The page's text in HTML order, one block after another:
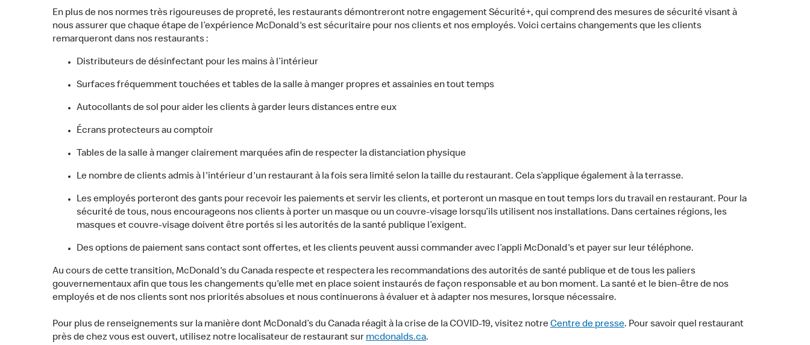
En plus de nos normes très rigoureuses de propreté, les restaurants démontreront notre engagement Sécurité+, qui comprend des mesures de sécurité visant à
nous assurer que chaque étape de l’expérience McDonald's est sécuritaire pour nos clients et nos employés. Voici certains changements que les clients
remarqueront dans nos restaurants :
Distributeurs de désinfectant pour les mains à l’intérieur
Surfaces fréquemment touchées et tables de la salle à manger propres et assainies en tout temps
Autocollants de sol pour aider les clients à garder leurs distances entre eux
Écrans protecteurs au comptoir
Tables de la salle à manger clairement marquées afin de respecter la distanciation physique
Le nombre de clients admis à l'intérieur d'un restaurant à la fois sera limité selon la taille du restaurant. Cela s’applique également à la terrasse.
Les employés porteront des gants pour recevoir les paiements et servir les clients, et porteront un masque en tout temps lors du travail en restaurant. Pour la
sécurité de tous, nous encourageons nos clients à porter un masque ou un couvre-visage lorsqu’ils utilisent nos installations. Dans certaines régions, les
masques et couvre-visage doivent être portés si les autorités de la santé publique l’exigent.
Des options de paiement sans contact sont offertes, et les clients peuvent aussi commander avec l’appli McDonald's et payer sur leur téléphone.
Au cours de cette transition, McDonald's du Canada respecte et respectera les recommandations des autorités de santé publique et de tous les paliers
gouvernementaux afin que tous les changements qu'elle met en place soient instaurés de façon responsable et au bon moment. La santé et le bien-être de nos
employés et de nos clients sont nos priorités absolues et nous continuerons à évaluer et à adapter nos mesures, lorsque nécessaire.
Pour plus de renseignements sur la manière dont McDonald’s du Canada réagit à la crise de la COVID-19, visitez notreCentre de presse. Pour savoir quel restaurant
près de chez vous est ouvert, utilisez notre localisateur de restaurant sur mcdonalds.ca.